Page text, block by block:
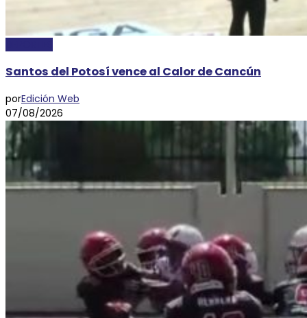
Santos del Potosí vence al Calor de Cancún
porEdición Web
07/08/2026